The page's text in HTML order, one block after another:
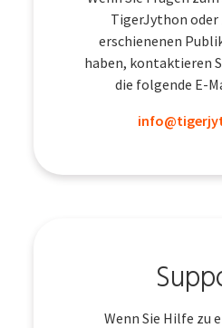
TigerJython oder
erschienenen
haben, kontaktieren
die folgende E-
Wenn Sie Hilfe zu